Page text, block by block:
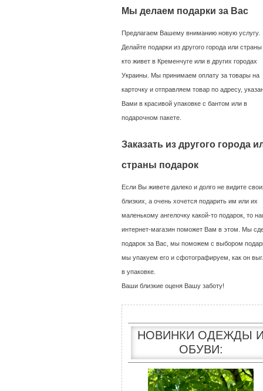
Мы делаем подарки за Вас
Предлагаем Вашему вниманию новую услугу.
Делайте подарки из другого города или страны
кто живет в Кременчуге или в других городах
Украины. Мы принимаем оплату за товары на
карточку и отправляем товар по адресу,
Вами в красивой упаковке с бантом или в
подарочном пакете.
Заказать из другого города
страны подарок
Если Вы живете далеко и долго не видите
близких, а очень хочется подарить им или их
маленькому ангелочку какой-то подарок, то
интернет-магазин поможет Вам в этом. Мы
подарок за Вас, мы поможем с выбором
мы упакуем его и сфотографируем, как он
в упаковке.
Ваши близкие оценя Вашу заботу!
НОВИНКИ ОДЕЖДЫ И
ОБУВИ: